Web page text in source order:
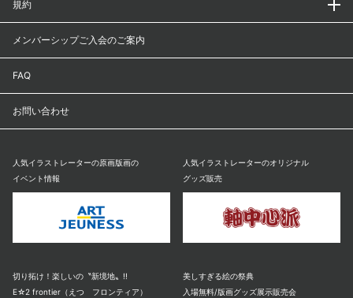
人気イラストレーターの原画版画の
イベント情報
人気イラストレーターのオリジナル
グッズ販売
切り拓け！楽しいの〝新境地〟!!
E☆2 frontier（えつ フロンティア）
美しすぎる絵の祭典
入場無料/版画グッズ展示販売会
規約
メンバーシップご入会のご案内
FAQ
お問い合わせ